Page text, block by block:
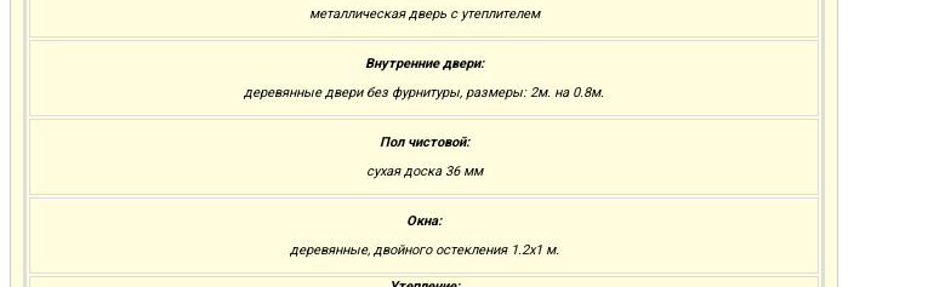
металлическая дверь с утеплителем
Внутренние двери:
деревянные двери без фурнитуры, размеры: 2м. на 0.8м.
Пол чистовой:
сухая доска 36 мм
Окна:
деревянные, двойного остекления 1.2х1 м.